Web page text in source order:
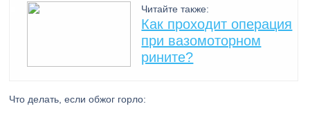
Читайте также:
Как проходит операция
при вазомоторном
рините?
Что делать, если обжог горло: